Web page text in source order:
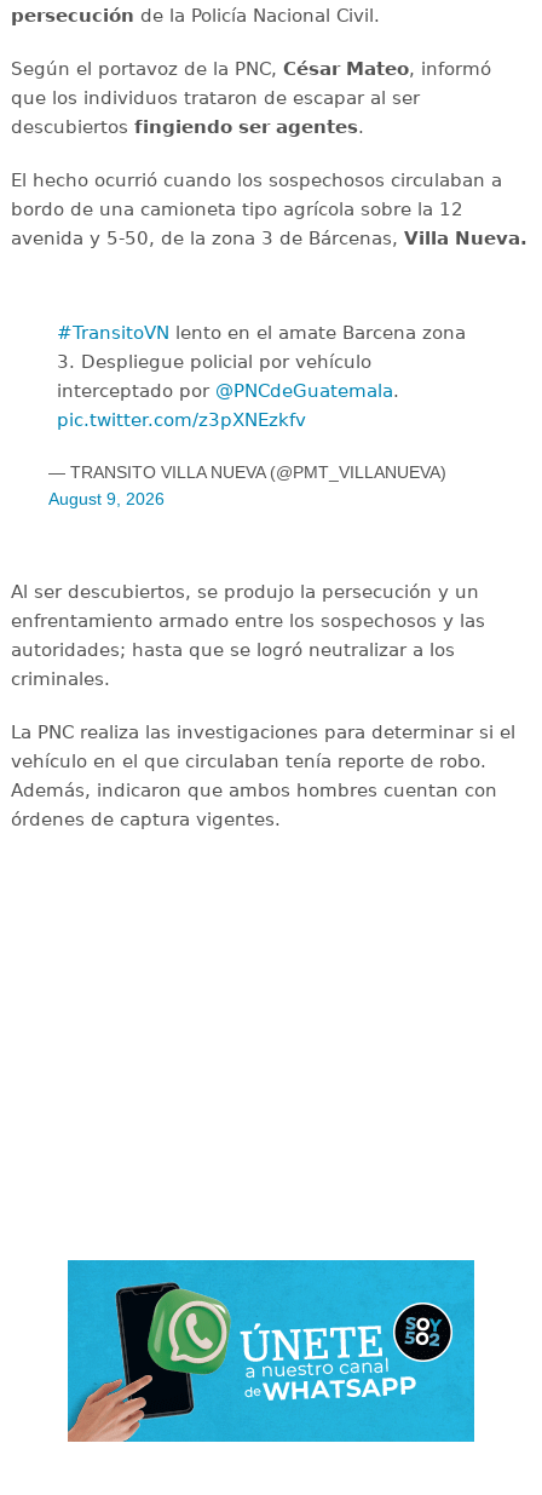
persecución de la Policía Nacional Civil.
Según el portavoz de la PNC, César Mateo, informó
que los individuos trataron de escapar al ser
descubiertos fingiendo ser agentes.
El hecho ocurrió cuando los sospechosos circulaban a
bordo de una camioneta tipo agrícola sobre la 12
avenida y 5-50, de la zona 3 de Bárcenas, Villa Nueva.
#TransitoVN lento en el amate Barcena zona
3. Despliegue policial por vehículo
interceptado por @PNCdeGuatemala.
pic.twitter.com/z3pXNEzkfv
— TRANSITO VILLA NUEVA (@PMT_VILLANUEVA)
August 9, 2026
Al ser descubiertos, se produjo la persecución y un
enfrentamiento armado entre los sospechosos y las
autoridades; hasta que se logró neutralizar a los
criminales.
La PNC realiza las investigaciones para determinar si el
vehículo en el que circulaban tenía reporte de robo.
Además, indicaron que ambos hombres cuentan con
órdenes de captura vigentes.